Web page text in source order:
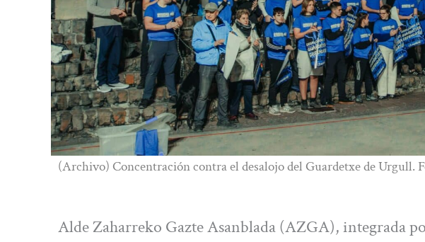
(Archivo) Concentración contra el desalojo del Guardetxe de Urgull.
Alde Zaharreko Gazte Asanblada (AZGA), integrada